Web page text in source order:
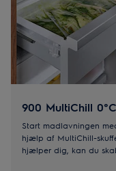
900 MultiChill 0°C
Start madlavningen
hjælp af MultiChill-
hjælper dig, kan du